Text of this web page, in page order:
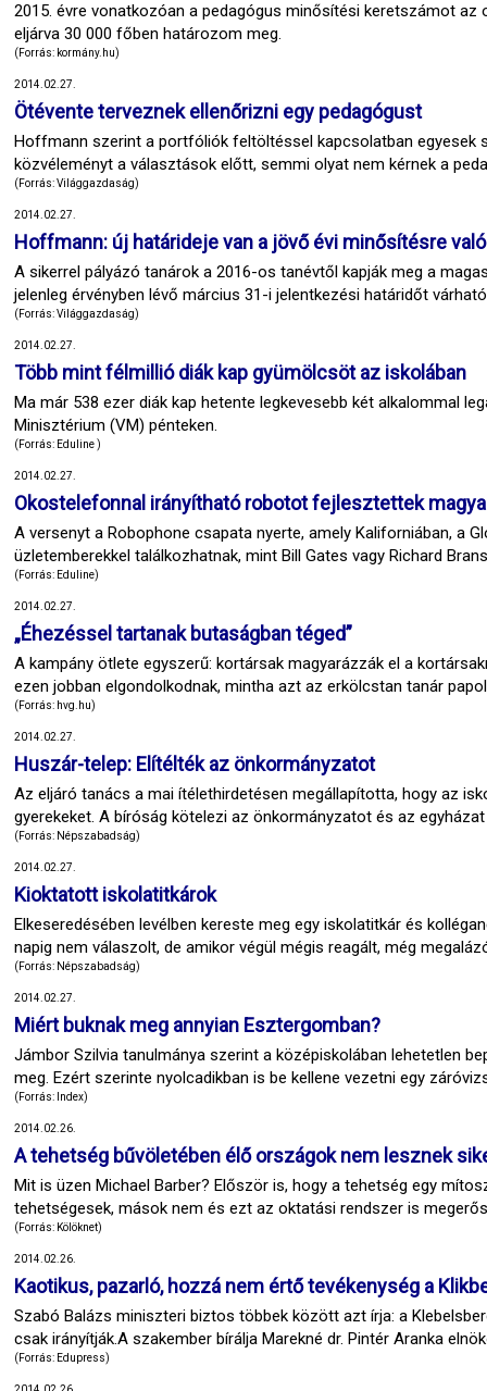
2015. évre vonatkozóan a pedagógus minősítési keretszámot
eljárva 30 000 főben határozom meg.
(Forrás: kormány.hu)
2014.02.27.
Ötévente terveznek ellenőrizni egy pedagógust
Hoffmann szerint a portfóliók feltöltéssel kapcsolatban egyesek
közvéleményt a választások előtt, semmi olyat nem kérnek a
(Forrás: Világgazdaság)
2014.02.27.
Hoffmann: új határideje van a jövő évi minősítésre
A sikerrel pályázó tanárok a 2016-os tanévtől kapják meg a
jelenleg érvényben lévő március 31-i jelentkezési határidőt
(Forrás: Világgazdaság)
2014.02.27.
Több mint félmillió diák kap gyümölcsöt az iskolában
Ma már 538 ezer diák kap hetente legkevesebb két alkalommal
Minisztérium (VM) pénteken.
(Forrás: Eduline )
2014.02.27.
Okostelefonnal irányítható robotot fejlesztettek
A versenyt a Robophone csapata nyerte, amely Kaliforniában, a
üzletemberekkel találkozhatnak, mint Bill Gates vagy Richard
(Forrás: Eduline)
2014.02.27.
„Éhezéssel tartanak butaságban téged”
A kampány ötlete egyszerű: kortársak magyarázzák el a
ezen jobban elgondolkodnak, mintha azt az erkölcstan tanár
(Forrás: hvg.hu)
2014.02.27.
Huszár-telep: Elítélték az önkormányzatot
Az eljáró tanács a mai ítélethirdetésen megállapította, hogy az
gyerekeket. A bíróság kötelezi az önkormányzatot és az
(Forrás: Népszabadság)
2014.02.27.
Kioktatott iskolatitkárok
Elkeseredésében levélben kereste meg egy iskolatitkár és
napig nem válaszolt, de amikor végül mégis reagált, még
(Forrás: Népszabadság)
2014.02.27.
Miért buknak meg annyian Esztergomban?
Jámbor Szilvia tanulmánya szerint a középiskolában lehetetlen
meg. Ezért szerinte nyolcadikban is be kellene vezetni egy
(Forrás: Index)
2014.02.26.
A tehetség bűvöletében élő országok nem lesznek
Mit is üzen Michael Barber? Először is, hogy a tehetség egy
tehetségesek, mások nem és ezt az oktatási rendszer is
(Forrás: Kölöknet)
2014.02.26.
Kaotikus, pazarló, hozzá nem értő tevékenység a
Szabó Balázs miniszteri biztos többek között azt írja: a
csak irányítják.A szakember bírálja Marekné dr. Pintér Aranka
(Forrás: Edupress)